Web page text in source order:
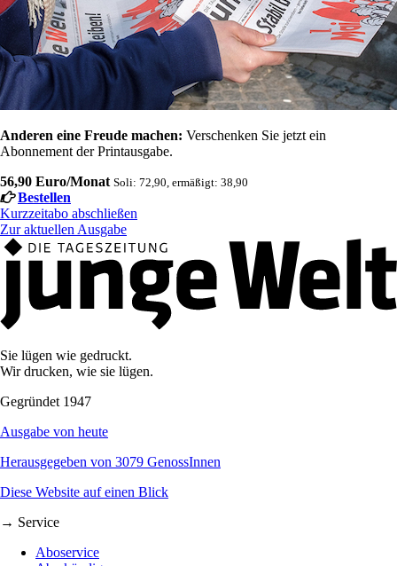
Anderen eine Freude machen: Verschenken Sie jetzt ein
Abonnement der Printausgabe.
56,90 Euro/Monat Soli: 72,90, ermäßigt: 38,90
Bestellen
Kurzzeitabo abschließen
Zur aktuellen Ausgabe
Sie lügen wie gedruckt.
Wir drucken, wie sie lügen.
Gegründet 1947
Ausgabe von heute
Herausgegeben von 3079 GenossInnen
Diese Website auf einen Blick
→ Service
Aboservice